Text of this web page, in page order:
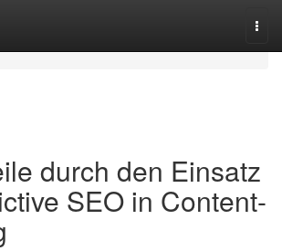
durch den Einsatz
SEO in Content-